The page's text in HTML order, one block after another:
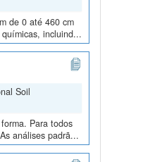
de 0 até 460 cm
incluind...
Soil
Para todos
análises padrã...